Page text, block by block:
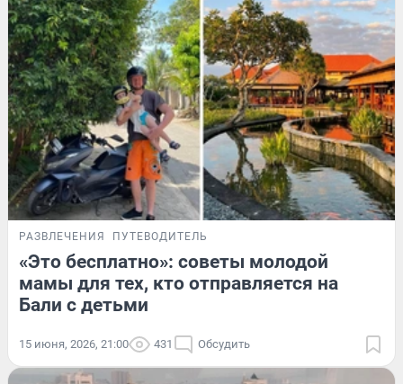
РАЗВЛЕЧЕНИЯ ПУТЕВОДИТЕЛЬ
«Это бесплатно»: советы молодой
мамы для тех, кто отправляется на
Бали с детьми
15 июня, 2026, 21:00 431 Обсудить